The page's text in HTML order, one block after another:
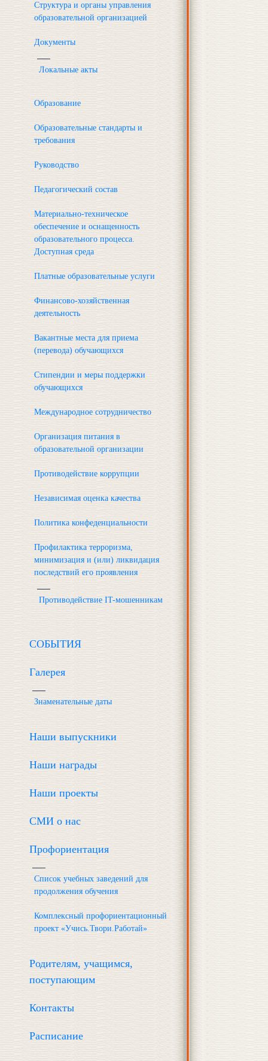
Структура и органы управления
образовательной организацией
Документы
Локальные акты
Образование
Образовательные стандарты и
требования
Руководство
Педагогический состав
Материально-техническое
обеспечение и оснащенность
образовательного процесса.
Доступная среда
Платные образовательные услуги
Финансово-хозяйственная
деятельность
Вакантные места для приема
(перевода) обучающихся
Стипендии и меры поддержки
обучающихся
Международное сотрудничество
Организация питания в
образовательной организации
Противодействие коррупции
Независимая оценка качества
Политика конфеденциальности
Профилактика терроризма,
минимизация и (или) ликвидация
последствий его проявления
Противодействие IT-мошенникам
СОБЫТИЯ
Галерея
Знаменательные даты
Наши выпускники
Наши награды
Наши проекты
СМИ о нас
Профориентация
Список учебных заведений для
продолжения обучения
Комплексный профориентационный
проект «Учись.Твори.Работай»
Родителям, учащимся,
поступающим
Контакты
Расписание